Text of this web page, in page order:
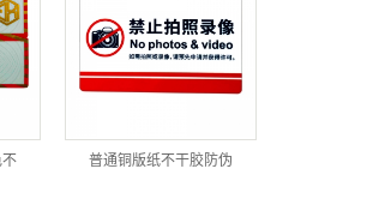
普通铜版纸不干胶防伪